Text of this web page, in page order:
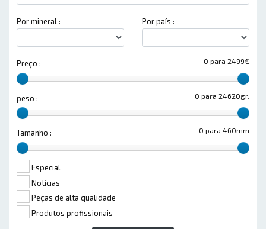
Por mineral : Por país :
0 para 2499€
Preço :
0 para 24620gr.
peso :
0 para 460mm
Tamanho :
Especial
Notícias
Peças de alta qualidade
Produtos profissionais